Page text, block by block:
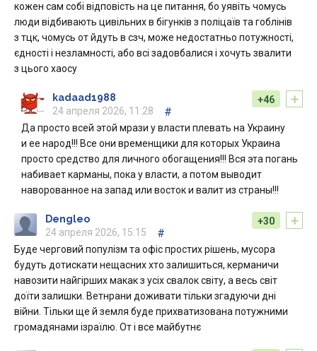
кожен сам собі відповість на це питання, бо уявіть чомусь
люди відбивають цивільних в бігунків з поліцаїв та гоблінів
з тцк, чомусь от йдуть в сзч, може недостатньо потужності,
єдності і незламності, або всі задовбалися і хочуть звалити
з цього хаосу
+
+46
kadaad1988
24 апреля 2026, 11:28
#
Да просто всей этой мрази у власти плевать на Украину
и ее народ!!! Все они временщики для которых Украина
просто средство для личного обогащения!!! Вся эта погань
набивает карманы, пока у власти, а потом выводит
наворованное на запад или восток и валит из страны!!!
+
+30
Dengleo
24 апреля 2026, 15:15
#
Буде черговий популізм та офіс простих рішень, мусора
будуть дотискати нещасних хто залишиться, керманичи
навозити найгірших макак з усіх свалок світу, а весь світ
доїти залишки. Ветнрани доживати тільки згадуючи дні
війни. Тільки ще й земля буде прихватизована потужними
громадянами ізраїлю. От і все майбутнє